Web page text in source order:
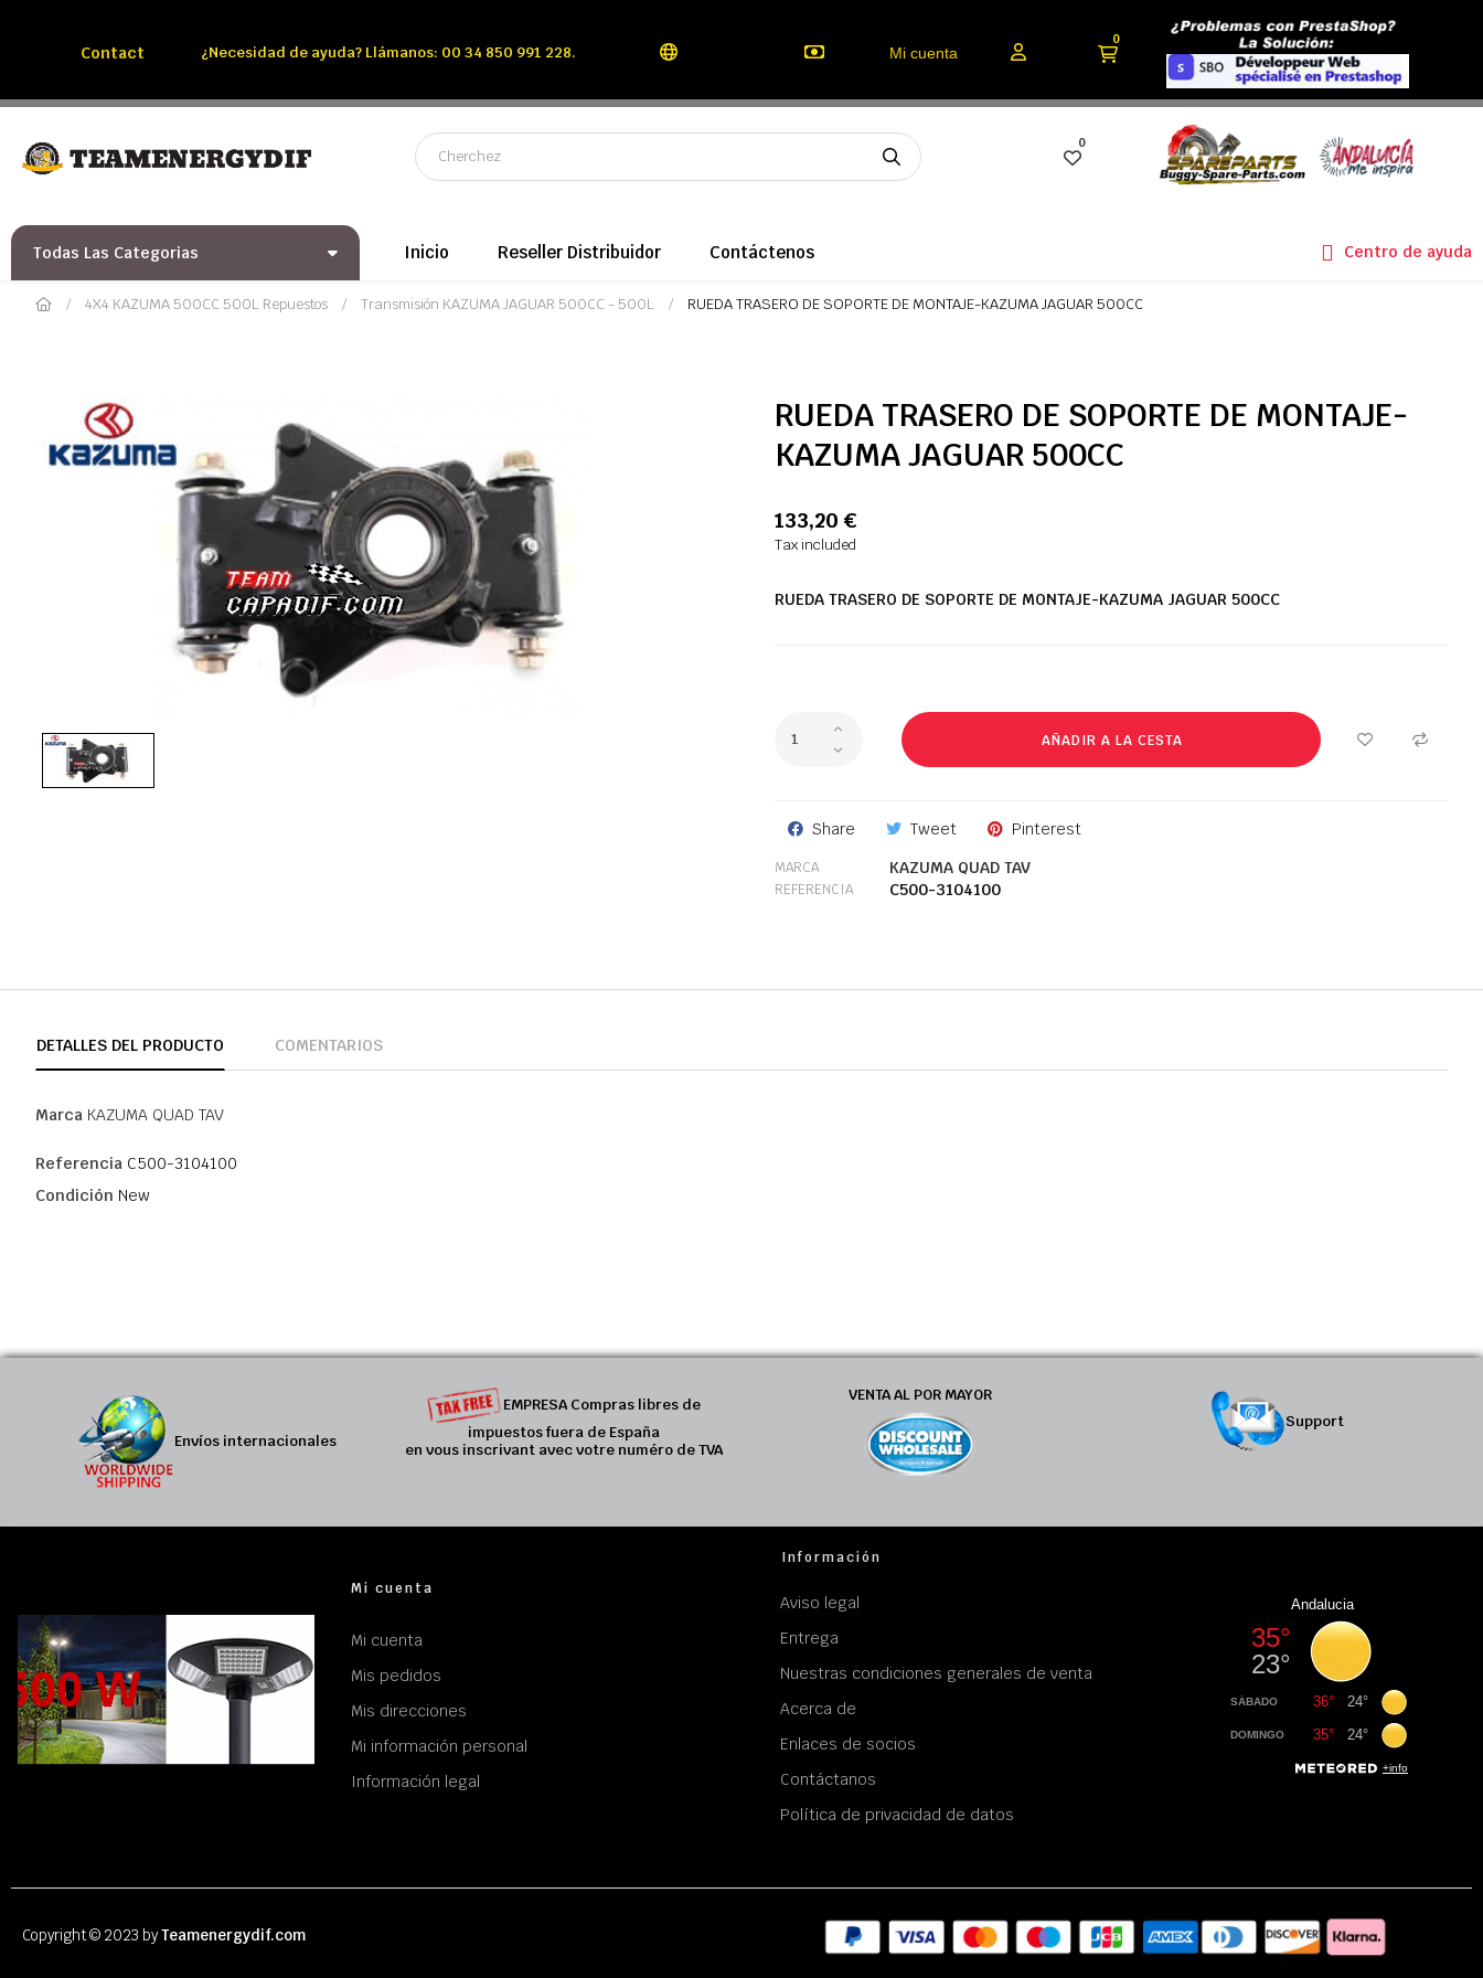
Contact ¿Necesidad de ayuda? Llámanos: 00 34 850 991 228. Mi cuenta
0
0
Todas Las Categorias Inicio Reseller Distribuidor Contáctenos Centro de ayuda
4X4 KAZUMA 500CC 500L Repuestos Transmisión KAZUMA JAGUAR 500CC - 500L RUEDA TRASERO DE SOPORTE DE MONTAJE-KAZUMA JAGUAR 500CC
RUEDA TRASERO DE SOPORTE DE MONTAJE-
KAZUMA JAGUAR 500CC
133,20 €
Tax included
RUEDA TRASERO DE SOPORTE DE MONTAJE-KAZUMA JAGUAR 500CC
AÑADIR A LA CESTA
Share Tweet Pinterest
MARCA KAZUMA QUAD TAV
REFERENCIA C500-3104100
DETALLES DEL PRODUCTO COMENTARIOS
Marca KAZUMA QUAD TAV
Referencia C500-3104100
Condición New
Envíos internacionales
EMPRESA Compras libres de
impuestos fuera de España
en vous inscrivant avec votre numéro de TVA
VENTA AL POR MAYOR
Support
Mi cuenta
Mi cuenta
Mis pedidos
Mis direcciones
Mi información personal
Información legal
Información
Aviso legal
Entrega
Nuestras condiciones generales de venta
Acerca de
Enlaces de socios
Contáctanos
Política de privacidad de datos
Copyright © 2023 byTeamenergydif.com